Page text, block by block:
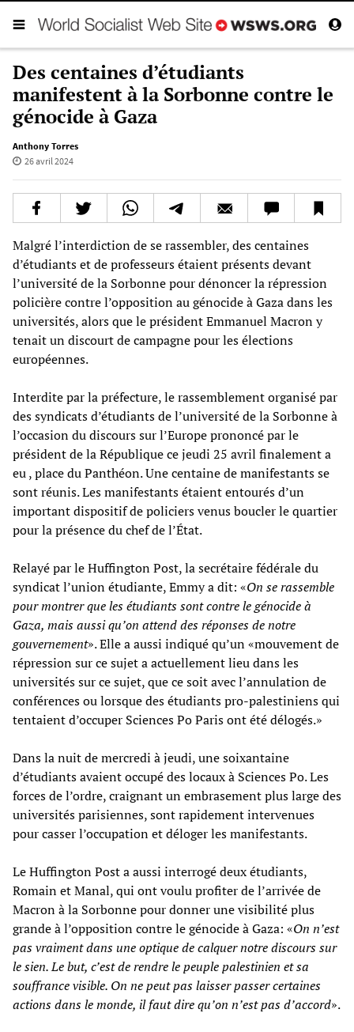
Des centaines d’étudiants
manifestent à la Sorbonne contre le
génocide à Gaza
Anthony Torres
26 avril 2024
Malgré l’interdiction de se rassembler, des centaines
d’étudiants et de professeurs étaient présents devant
l’université de la Sorbonne pour dénoncer la répression
policière contre l’opposition au génocide à Gaza dans les
universités, alors que le président Emmanuel Macron y
tenait un discourt de campagne pour les élections
européennes.
Interdite par la préfecture, le rassemblement organisé par
des syndicats d’étudiants de l’université de la Sorbonne à
l’occasion du discours sur l’Europe prononcé par le
président de la République ce jeudi 25 avril finalement a
eu , place du Panthéon. Une centaine de manifestants se
sont réunis. Les manifestants étaient entourés d’un
important dispositif de policiers venus boucler le quartier
pour la présence du chef de l’État.
Relayé par le Huffington Post, la secrétaire fédérale du
syndicat l’union étudiante, Emmy a dit: «On se rassemble
pour montrer que les étudiants sont contre le génocide à
Gaza, mais aussi qu’on attend des réponses de notre
gouvernement». Elle a aussi indiqué qu’un «mouvement de
répression sur ce sujet a actuellement lieu dans les
universités sur ce sujet, que ce soit avec l’annulation de
conférences ou lorsque des étudiants pro-palestiniens qui
tentaient d’occuper Sciences Po Paris ont été délogés.»
Dans la nuit de mercredi à jeudi, une soixantaine
d’étudiants avaient occupé des locaux à Sciences Po. Les
forces de l’ordre, craignant un embrasement plus large des
universités parisiennes, sont rapidement intervenues
pour casser l’occupation et déloger les manifestants.
Le Huffington Post a aussi interrogé deux étudiants,
Romain et Manal, qui ont voulu profiter de l’arrivée de
Macron à la Sorbonne pour donner une visibilité plus
grande à l’opposition contre le génocide à Gaza: «On n’est
pas vraiment dans une optique de calquer notre discours sur
le sien. Le but, c’est de rendre le peuple palestinien et sa
souffrance visible. On ne peut pas laisser passer certaines
actions dans le monde, il faut dire qu’on n’est pas d’accord».